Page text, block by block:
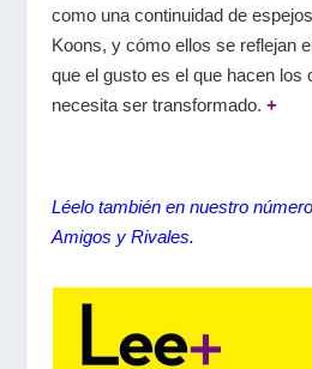
como una continuidad de
Koons, y cómo ellos se reflejan
que el gusto es el que hacen los
necesita ser transformado. +
Léelo también en nuestro
Amigos y Rivales.